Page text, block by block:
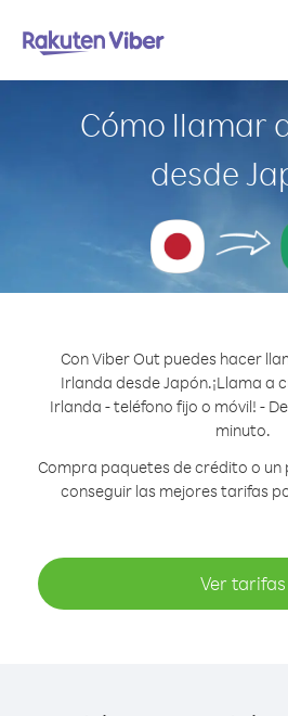
Cómo llamar
desde
Con Viber Out puedes hacer
Irlanda desde Japón.¡Llama a
Irlanda - teléfono fijo o móvil! -
minuto.
Compra paquetes de crédito o un
conseguir las mejores tarifas
Ver tarifas